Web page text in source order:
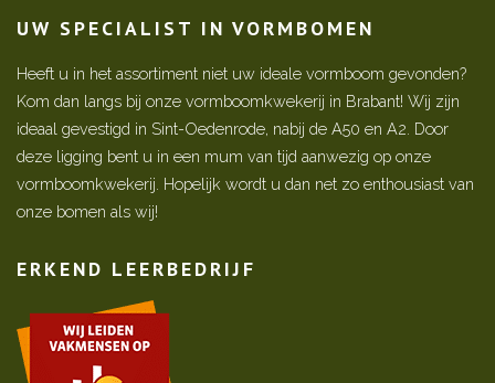
UW SPECIALIST IN VORMBOMEN
Heeft u in het assortiment niet uw ideale vormboom gevonden?
Kom dan langs bij onze vormboomkwekerij in Brabant! Wij zijn
ideaal gevestigd in Sint-Oedenrode, nabij de A50 en A2. Door
deze ligging bent u in een mum van tijd aanwezig op onze
vormboomkwekerij. Hopelijk wordt u dan net zo enthousiast van
onze bomen als wij!
ERKEND LEERBEDRIJF